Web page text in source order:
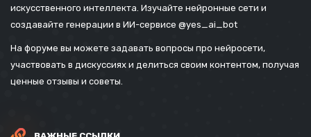
искусственного интеллекта. Изучайте нейронные сети и
создавайте генерации в ИИ-сервисе @yes_ai_bot
На форуме вы можете задавать вопросы про нейросети,
участвовать в дискуссиях и делиться своим контентом, получая
ценные отзывы и советы.